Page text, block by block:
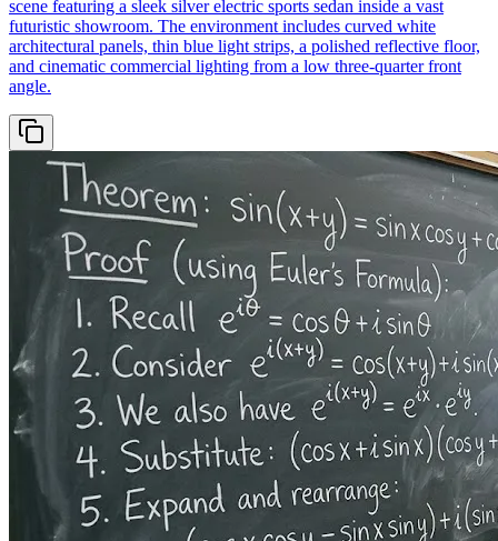
scene featuring a sleek silver electric sports sedan inside a vast
futuristic showroom. The environment includes curved white
architectural panels, thin blue light strips, a polished reflective floor,
and cinematic commercial lighting from a low three-quarter front
angle.